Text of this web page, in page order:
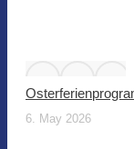
6. May 2026